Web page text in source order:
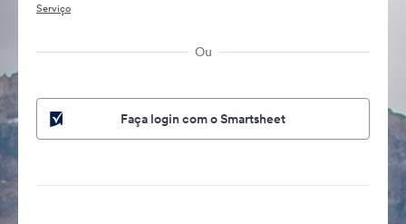
Serviço
Ou
Faça login com o Smartsheet